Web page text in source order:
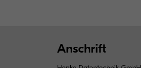
Anschrift